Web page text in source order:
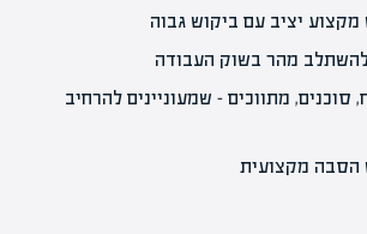
יציב עם ביקוש גבוה
מהר בשוק העבודה
סוכנים, מתווכים – שמעוניינים להרחיב
הסבה מקצועית